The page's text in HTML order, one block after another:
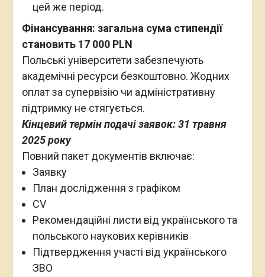
цей же період.
Фінансування: загальна сума стипендії
становить 17 000 PLN
Польські університети забезпечують
академічні ресурси безкоштовно. Жодних
оплат за супервізію чи адміністративну
підтримку не стягується.
Кінцевий термін подачі заявок: 31 травня
2025 року
Повний пакет документів включає:
Заявку
План дослідження з графіком
CV
Рекомендаційні листи від українського та
польського наукових керівників
Підтвердження участі від українського
ЗВО